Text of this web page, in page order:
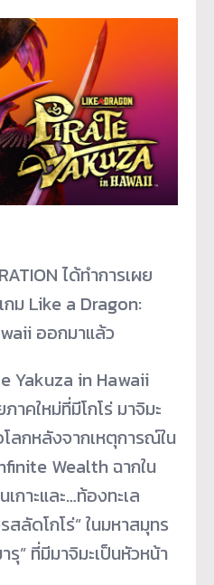
ได้ทำการเผย
ม Like a Dragon:
ออกมาแล้ว
Yakuza in Hawaii
คใหม่ที่มีโกโร่ มาจิมะ
โลกหลังจากเหตุการณ์ใน
Wealth ฉากใน
กาะและ…ท้องทะเล
ลัดโกโร่” ในมหาสมุทร
รุ” ที่มีมาจิมะเป็นหัวหน้า